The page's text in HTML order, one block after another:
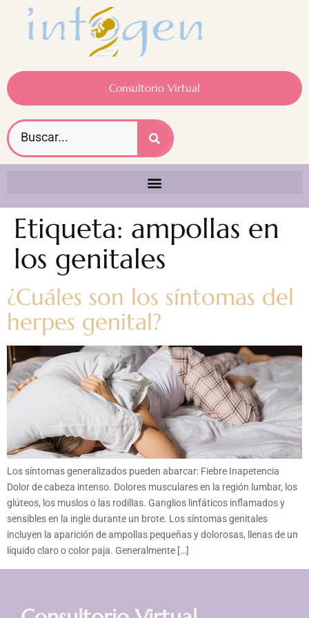
Consultorio Virtual
Etiqueta: ampollas en
los genitales
¿Cuáles son los síntomas del
herpes genital?
Los síntomas generalizados pueden abarcar: Fiebre Inapetencia
Dolor de cabeza intenso. Dolores musculares en la región lumbar, los
glúteos, los muslos o las rodillas. Ganglios linfáticos inflamados y
sensibles en la ingle durante un brote. Los síntomas genitales
incluyen la aparición de ampollas pequeñas y dolorosas, llenas de un
líquido claro o color paja. Generalmente […]